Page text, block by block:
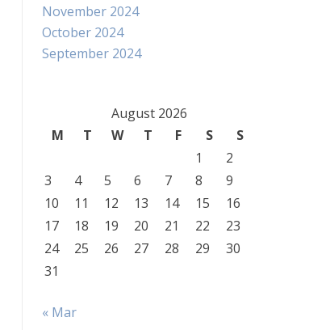
November 2024
October 2024
September 2024
August 2026
M
T W T F S
S
1
2
3
4 5 6 7 8
9
10
11 12 13 14 15
16
17
18 19 20 21 22
23
24
25 26 27 28 29
30
31
« Mar